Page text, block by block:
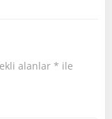
alanlar * ile